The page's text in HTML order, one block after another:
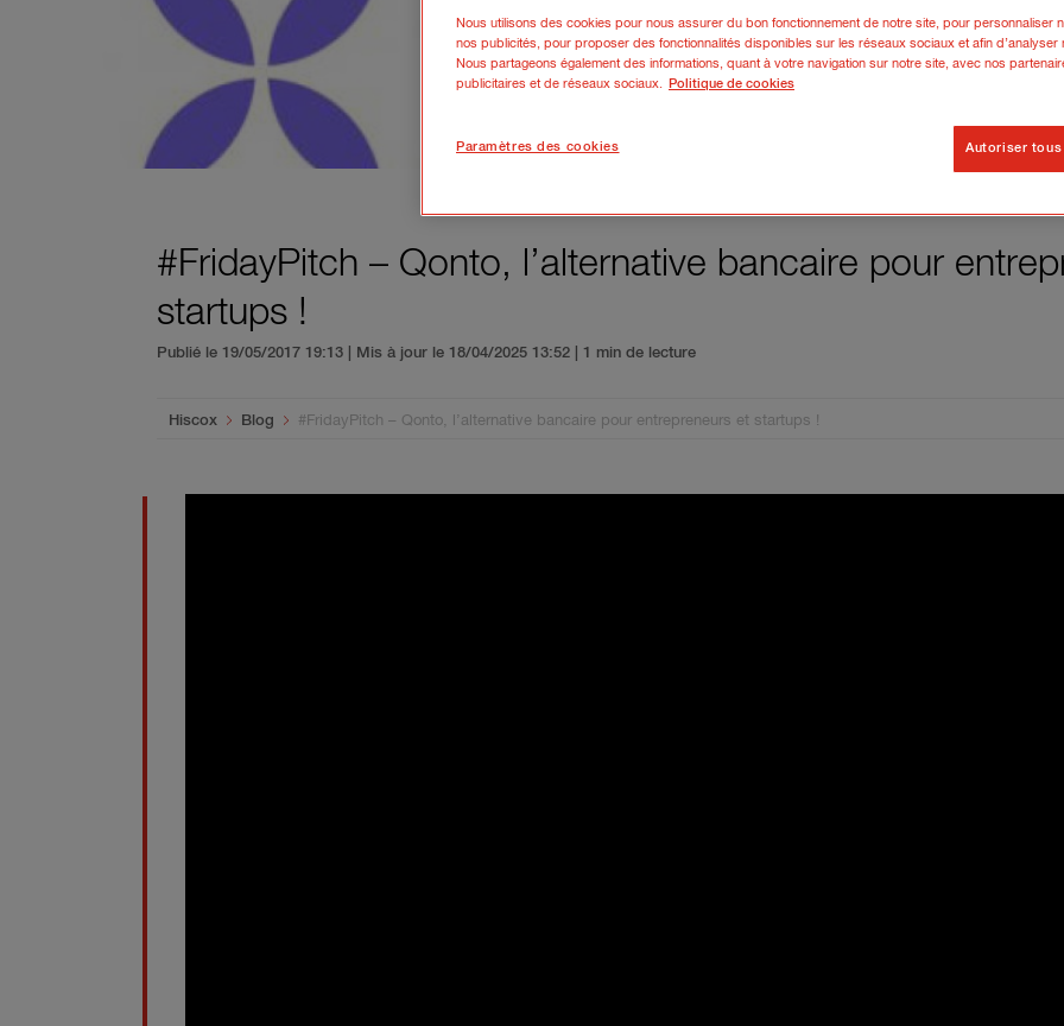
#FridayPitch – Qonto, l’alternative bancaire pour
startups !
Publié le 19/05/2017 19:13 | Mis à jour le 18/04/2025 13:52 | 1 min de lecture
You are here:
Hiscox Blog #FridayPitch – Qonto, l’alternative bancaire pour entrepreneurs et startups !
Nous utilisons des cookies pour nous assurer du bon fonctionnement de notre site, pour personnaliser
nos publicités, pour proposer des fonctionnalités disponibles sur les réseaux sociaux et afin d’analyser
Nous partageons également des informations, quant à votre navigation sur notre site, avec nos
publicitaires et de réseaux sociaux. Politique de cookies
Paramètres des cookies Autoriser